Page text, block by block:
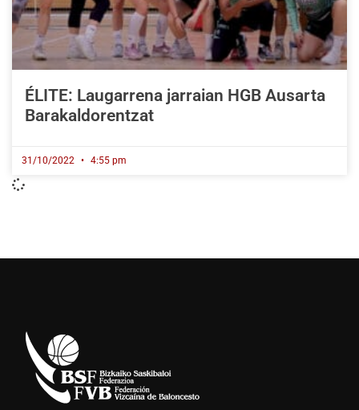
ÉLITE: Laugarrena jarraian HGB Ausarta
Barakaldorentzat
31/10/2022 4:55 pm